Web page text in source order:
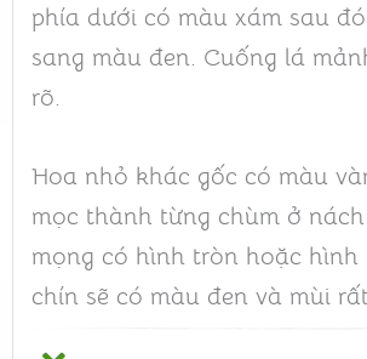
phía dưới có màu xám sau
sang màu đen. Cuống lá
rõ.
Hoa nhỏ khác gốc có màu
mọc thành từng chùm ở
mọng có hình tròn hoặc hình
chín sẽ có màu đen và mùi